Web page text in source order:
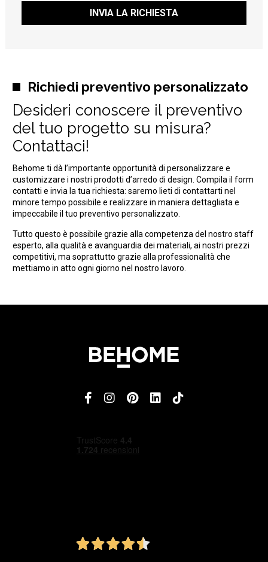
Richiedi preventivo personalizzato
Desideri conoscere il preventivo
del tuo progetto su misura?
Contattaci!
Behome ti dà l’importante opportunità di personalizzare e
customizzare i nostri prodotti d’arredo di design. Compila il form
contatti e invia la tua richiesta: saremo lieti di contattarti nel
minore tempo possibile e realizzare in maniera dettagliata e
impeccabile il tuo preventivo personalizzato.
Tutto questo è possibile grazie alla competenza del nostro staff
esperto, alla qualità e avanguardia dei materiali, ai nostri prezzi
competitivi, ma soprattutto grazie alla professionalità che
mettiamo in atto ogni giorno nel nostro lavoro.
INVIA LA RICHIESTA